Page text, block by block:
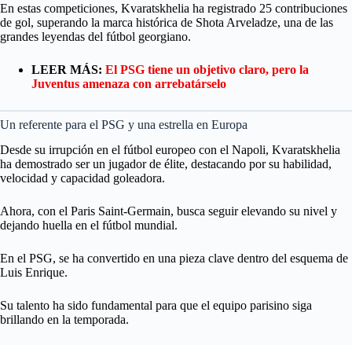
En estas competiciones, Kvaratskhelia ha registrado 25 contribuciones
de gol, superando la marca histórica de Shota Arveladze, una de las
grandes leyendas del fútbol georgiano.
LEER MÁS: El PSG tiene un objetivo claro, pero la
Juventus amenaza con arrebatárselo
Un referente para el PSG y una estrella en Europa
Desde su irrupción en el fútbol europeo con el Napoli, Kvaratskhelia
ha demostrado ser un jugador de élite, destacando por su habilidad,
velocidad y capacidad goleadora.
Ahora, con el Paris Saint-Germain, busca seguir elevando su nivel y
dejando huella en el fútbol mundial.
En el PSG, se ha convertido en una pieza clave dentro del esquema de
Luis Enrique.
Su talento ha sido fundamental para que el equipo parisino siga
brillando en la temporada.